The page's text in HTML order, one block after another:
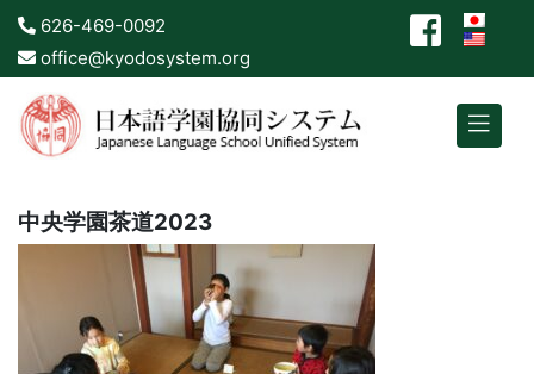
626-469-0092
office@kyodosystem.org
中央学園茶道2023